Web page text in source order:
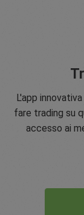
L'app
fare trading su
accesso ai